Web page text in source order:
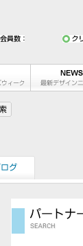
カテゴリーを選ぶ